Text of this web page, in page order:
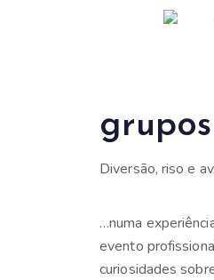
grupos
Diversão, riso e
…numa
evento
curiosidades